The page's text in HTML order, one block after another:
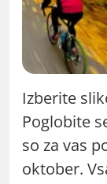
Izberite
Poglobite
so za vas
oktober.